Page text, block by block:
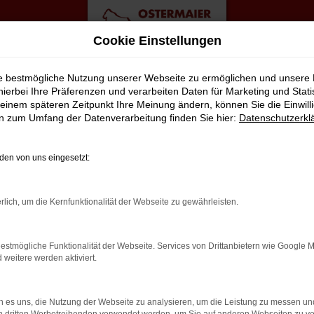
Top Angebote
ALTERNATIVE
durch Bielefeld fahren? Zu teuer? Von wegen, denn wir
Kodiaq Neuwagen nach Bielefeld oder an einen
Sie von unserem Service. Hierzu gehört in vollem Umfang
ein. Zudem üben wir unseren Beruf mit Leidenschaft aus – und
Cookie Einstellungen
bestmögliche Nutzung unserer Webseite zu ermöglichen und unsere
Ihre Präferenzen und verarbeiten Daten für Marketing und
späteren Zeitpunkt Ihre Meinung ändern, können Sie die
zum Umfang der Datenverarbeitung finden Sie hier:
von uns eingesetzt:
um die Kernfunktionalität der Webseite zu gewährleisten.
Funktionalität der Webseite. Services von Drittanbietern wie Google
weitere werden aktiviert.
es uns, die Nutzung der Webseite zu analysieren, um die Leistung zu messen